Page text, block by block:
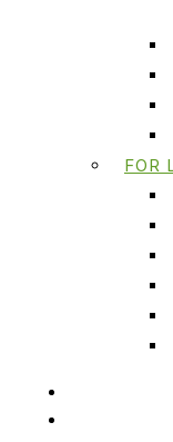
FOR